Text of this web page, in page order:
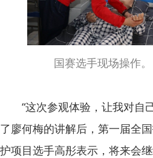
国赛选手现场操作。
“这次参观体验，让我对自
了廖何梅的讲解后，第一届全
护项目选手高彤表示，将来会